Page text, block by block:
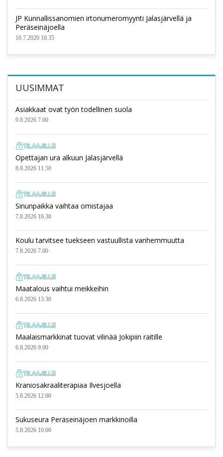
JP Kunnallissanomien irtonumeromyynti Jalasjärvellä ja
Peräseinäjoella
10.7.2020 10.35
UUSIMMAT
Asiakkaat ovat työn todellinen suola
9.8.2026 7.00
Opettajan ura alkuun Jalasjärvellä
8.8.2026 11.50
Sinunpaikka vaihtaa omistajaa
7.8.2026 16.30
Koulu tarvitsee tuekseen vastuullista vanhemmuutta
7.8.2026 7.00
Maatalous vaihtui meikkeihin
6.8.2026 13.30
Maalaismarkkinat tuovat vilinää Jokipiin raitille
6.8.2026 9.00
Kraniosakraaliterapiaa Ilvesjoella
5.8.2026 12.00
Sukuseura Peräseinäjoen markkinoilla
5.8.2026 10.00